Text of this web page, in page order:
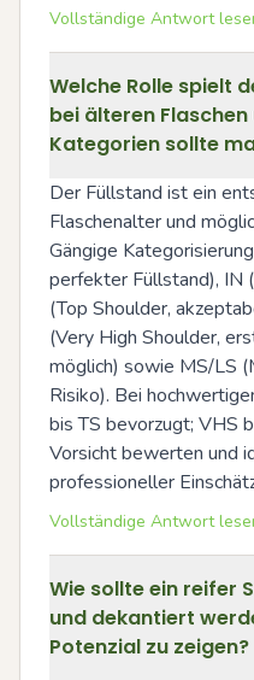
Vollständige Antwort
Welche Rolle spielt
bei älteren
Kategorien sollte
Der Füllstand ist ein
Flaschenalter und
Gängige
perfekter Füllstand), IN
(Top Shoulder,
(Very High Shoulder,
möglich) sowie MS/LS
Risiko). Bei
bis TS bevorzugt; VHS
Vorsicht bewerten und
professioneller
Vollständige Antwort
Wie sollte ein reifer
und dekantiert
Potenzial zu zeigen?